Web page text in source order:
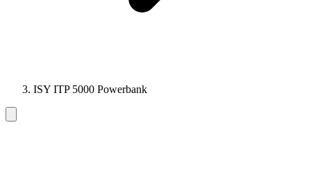
ISY ITP 5000 Powerbank